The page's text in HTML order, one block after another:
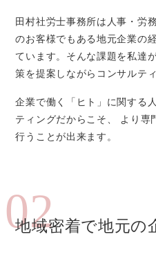
田村社労士事務所は人事・労
のお客様でもある地元企業の
ています。そんな課題を私達
策を提案しながらコンサルテ
企業で働く「ヒト」に関する
ティングだからこそ、 より専
行うことが出来ます。
02
地域密着で地元の